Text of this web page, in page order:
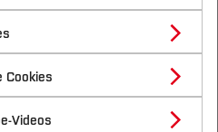
App für die
Cookies
Videos